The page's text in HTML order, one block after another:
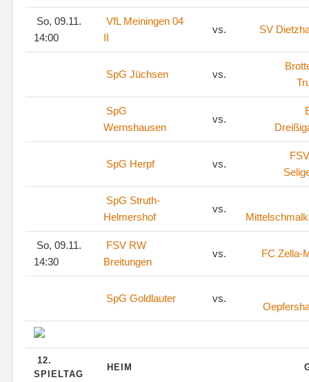
So, 09.11.
14:00
VfL Meiningen 04
II
vs. SV
SpG Jüchsen vs.
SpG
Wernshausen
vs.
SpG Herpf vs.
SpG Struth-
Helmershof
vs.
So, 09.11.
14:30
FSV RW
Breitungen
vs. FC Zella-
SpG Goldlauter vs.
12.
SPIELTAG
HEIM